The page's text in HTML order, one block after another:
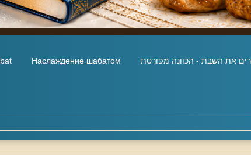
את השבת - הכוונה מפורטת Наслаждение шабатом